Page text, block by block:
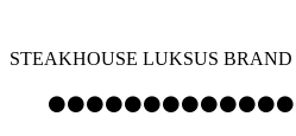
STEAKHOUSE LUKSUS